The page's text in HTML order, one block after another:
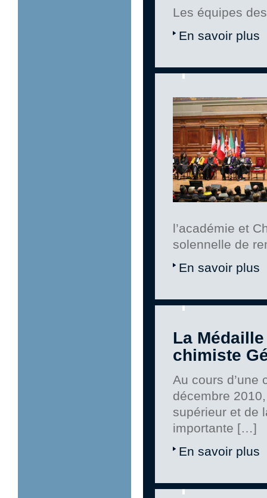
Les équipes
En savoir plus
l’académie et
solennelle de
En savoir plus
La
chimiste
Au cours d’une
décembre
supérieur et de
importante […]
En savoir plus